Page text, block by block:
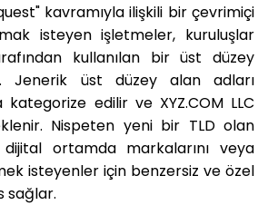
kavramıyla ilişkili bir çevrimiçi
isteyen işletmeler, kuruluşlar
kullanılan bir üst düzey
Jenerik üst düzey alan adları
kategorize edilir ve XYZ.COM LLC
Nispeten yeni bir TLD olan
dijital ortamda markalarını veya
isteyenler için benzersiz ve özel
sağlar.